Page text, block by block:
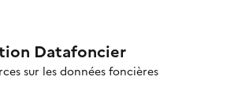
Datafoncier
sur les données foncières